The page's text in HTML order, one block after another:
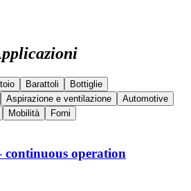
Barattoli
Bottiglie
Aspirazione e ventilazione
Automotive
Mobilità Forni
operation